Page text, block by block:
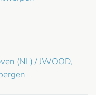
(NL) / JWOOD,